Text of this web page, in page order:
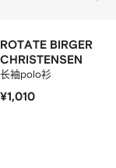
ROTATE BIRGER
CHRISTENSEN
长袖polo衫
¥1,010